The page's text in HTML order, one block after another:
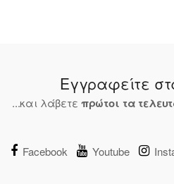
Εγγραφείτε
...και λάβετε πρώτοι τα
Facebook Youtube